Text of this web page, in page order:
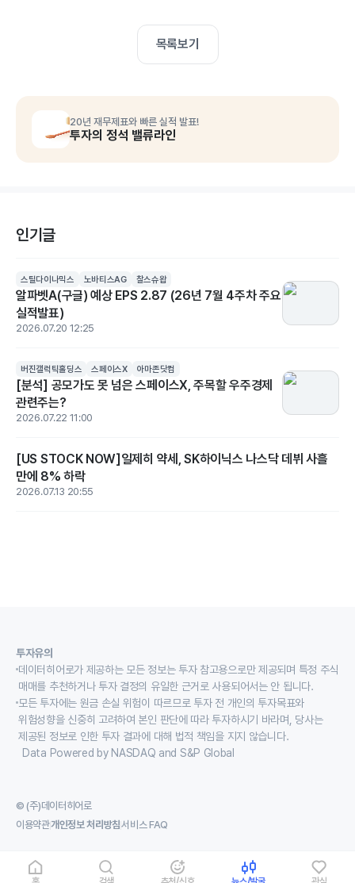
목록보기
20년 재무제표와 빠른 실적 발표!
투자의 정석 밸류라인
인기글
스틸다이나믹스 노바티스AG 찰스슈왑
알파벳A(구글) 예상 EPS 2.87 (26년 7월 4주차 주요
실적발표)
2026.07.20 12:25
버진갤럭틱홀딩스 스페이스X 아마존닷컴
[분석] 공모가도 못 넘은 스페이스X, 주목할 우주경제
관련주는?
2026.07.22 11:00
[US STOCK NOW]일제히 약세, SK하이닉스 나스닥 데뷔 사흘
만에 8% 하락
2026.07.13 20:55
투자유의
데이터히어로가 제공하는 모든 정보는 투자 참고용으로만 제공되며 특정 주식
매매를 추천하거나 투자 결정의 유일한 근거로 사용되어서는 안 됩니다.
모든 투자에는 원금 손실 위험이 따르므로 투자 전 개인의 투자목표와
위험성향을 신중히 고려하여 본인 판단에 따라 투자하시기 바라며, 당사는
제공된 정보로 인한 투자 결과에 대해 법적 책임을 지지 않습니다.
Data Powered by NASDAQ and S&P Global
© (주)데이터히어로
이용약관개인정보 처리방침서비스 FAQ